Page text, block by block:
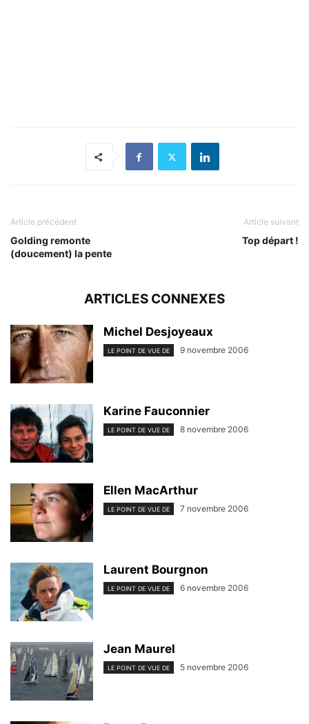
Article précédent
Golding remonte
(doucement) la pente
Article suivant
Top départ !
ARTICLES CONNEXES
Michel Desjoyeaux
LE POINT DE VUE DE 9 novembre 2006
Karine Fauconnier
LE POINT DE VUE DE 8 novembre 2006
Ellen MacArthur
LE POINT DE VUE DE 7 novembre 2006
Laurent Bourgnon
LE POINT DE VUE DE 6 novembre 2006
Jean Maurel
LE POINT DE VUE DE 5 novembre 2006